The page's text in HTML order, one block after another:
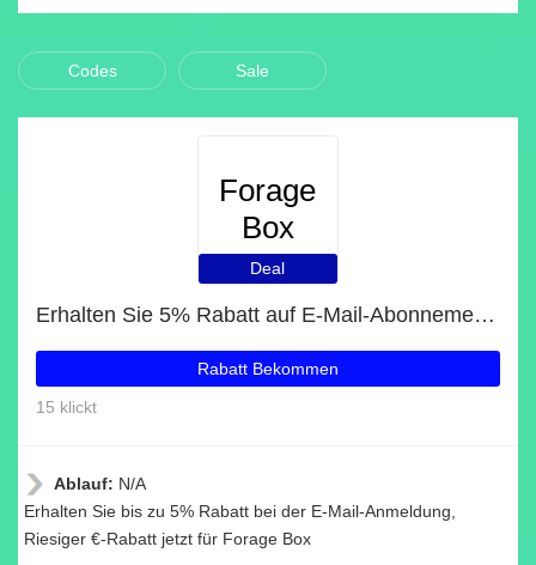
Codes Sale
Forage
Box
Deal
Erhalten Sie 5% Rabatt auf E-Mail-Abonnements
Rabatt Bekommen
15 klickt
Ablauf: N/A
Erhalten Sie bis zu 5% Rabatt bei der E-Mail-Anmeldung,
Riesiger €-Rabatt jetzt für Forage Box